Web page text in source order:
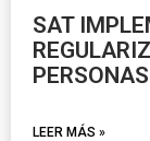
SAT
LEER MÁS »